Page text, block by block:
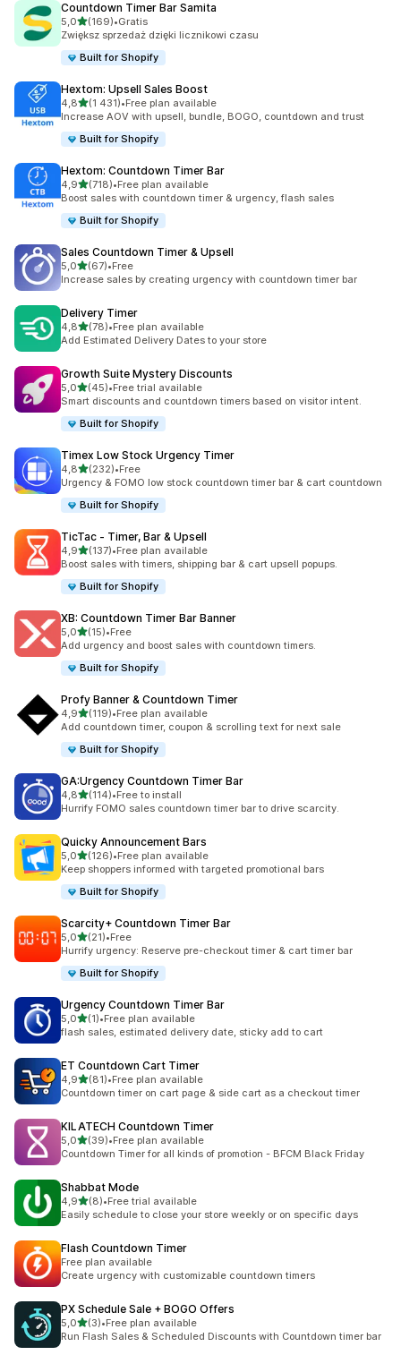
Countdown Timer Bar Samita
5,0na 5 gwiazdek
(169)
Łączna liczba recenzji: 169
•Gratis
Zwiększ sprzedaż dzięki licznikowi czasu
Built for Shopify
Hextom: Upsell Sales Boost
4,8na 5 gwiazdek
(1 431)
Łączna liczba recenzji: 1431
•Free plan available
Increase AOV with upsell, bundle, BOGO, countdown and trust
Built for Shopify
Hextom: Countdown Timer Bar
4,9na 5 gwiazdek
(718)
Łączna liczba recenzji: 718
•Free plan available
Boost sales with countdown timer & urgency, flash sales
Built for Shopify
Sales Countdown Timer & Upsell
5,0na 5 gwiazdek
(67)
Łączna liczba recenzji: 67
•Free
Increase sales by creating urgency with countdown timer bar
Delivery Timer
4,8na 5 gwiazdek
(78)
Łączna liczba recenzji: 78
•Free plan available
Add Estimated Delivery Dates to your store
Growth Suite Mystery Discounts
5,0na 5 gwiazdek
(45)
Łączna liczba recenzji: 45
•Free trial available
Smart discounts and countdown timers based on visitor intent.
Built for Shopify
Timex Low Stock Urgency Timer
4,8na 5 gwiazdek
(232)
Łączna liczba recenzji: 232
•Free
Urgency & FOMO low stock countdown timer bar & cart countdown
Built for Shopify
TicTac ‑ Timer, Bar & Upsell
4,9na 5 gwiazdek
(137)
Łączna liczba recenzji: 137
•Free plan available
Boost sales with timers, shipping bar & cart upsell popups.
Built for Shopify
XB: Countdown Timer Bar Banner
5,0na 5 gwiazdek
(15)
Łączna liczba recenzji: 15
•Free
Add urgency and boost sales with countdown timers.
Built for Shopify
Profy Banner & Countdown Timer
4,9na 5 gwiazdek
(119)
Łączna liczba recenzji: 119
•Free plan available
Add countdown timer, coupon & scrolling text for next sale
Built for Shopify
GA:Urgency Countdown Timer Bar
4,8na 5 gwiazdek
(114)
Łączna liczba recenzji: 114
•Free to install
Hurrify FOMO sales countdown timer bar to drive scarcity.
Quicky Announcement Bars
5,0na 5 gwiazdek
(126)
Łączna liczba recenzji: 126
•Free plan available
Keep shoppers informed with targeted promotional bars
Built for Shopify
Scarcity+ Countdown Timer Bar
5,0na 5 gwiazdek
(21)
Łączna liczba recenzji: 21
•Free
Hurrify urgency: Reserve pre-checkout timer & cart timer bar
Built for Shopify
Urgency Countdown Timer Bar
5,0na 5 gwiazdek
(1)
Łączna liczba recenzji: 1
•Free plan available
flash sales, estimated delivery date, sticky add to cart
ET Countdown Cart Timer
4,9na 5 gwiazdek
(81)
Łączna liczba recenzji: 81
•Free plan available
Countdown timer on cart page & side cart as a checkout timer
KILATECH Countdown Timer
5,0na 5 gwiazdek
(39)
Łączna liczba recenzji: 39
•Free plan available
Countdown Timer for all kinds of promotion - BFCM Black Friday
Shabbat Mode
4,9na 5 gwiazdek
(8)
Łączna liczba recenzji: 8
•Free trial available
Easily schedule to close your store weekly or on specific days
Flash Countdown Timer
Free plan available
Create urgency with customizable countdown timers
PX Schedule Sale + BOGO Offers
5,0na 5 gwiazdek
(3)
Łączna liczba recenzji: 3
•Free plan available
Run Flash Sales & Scheduled Discounts with Countdown timer bar